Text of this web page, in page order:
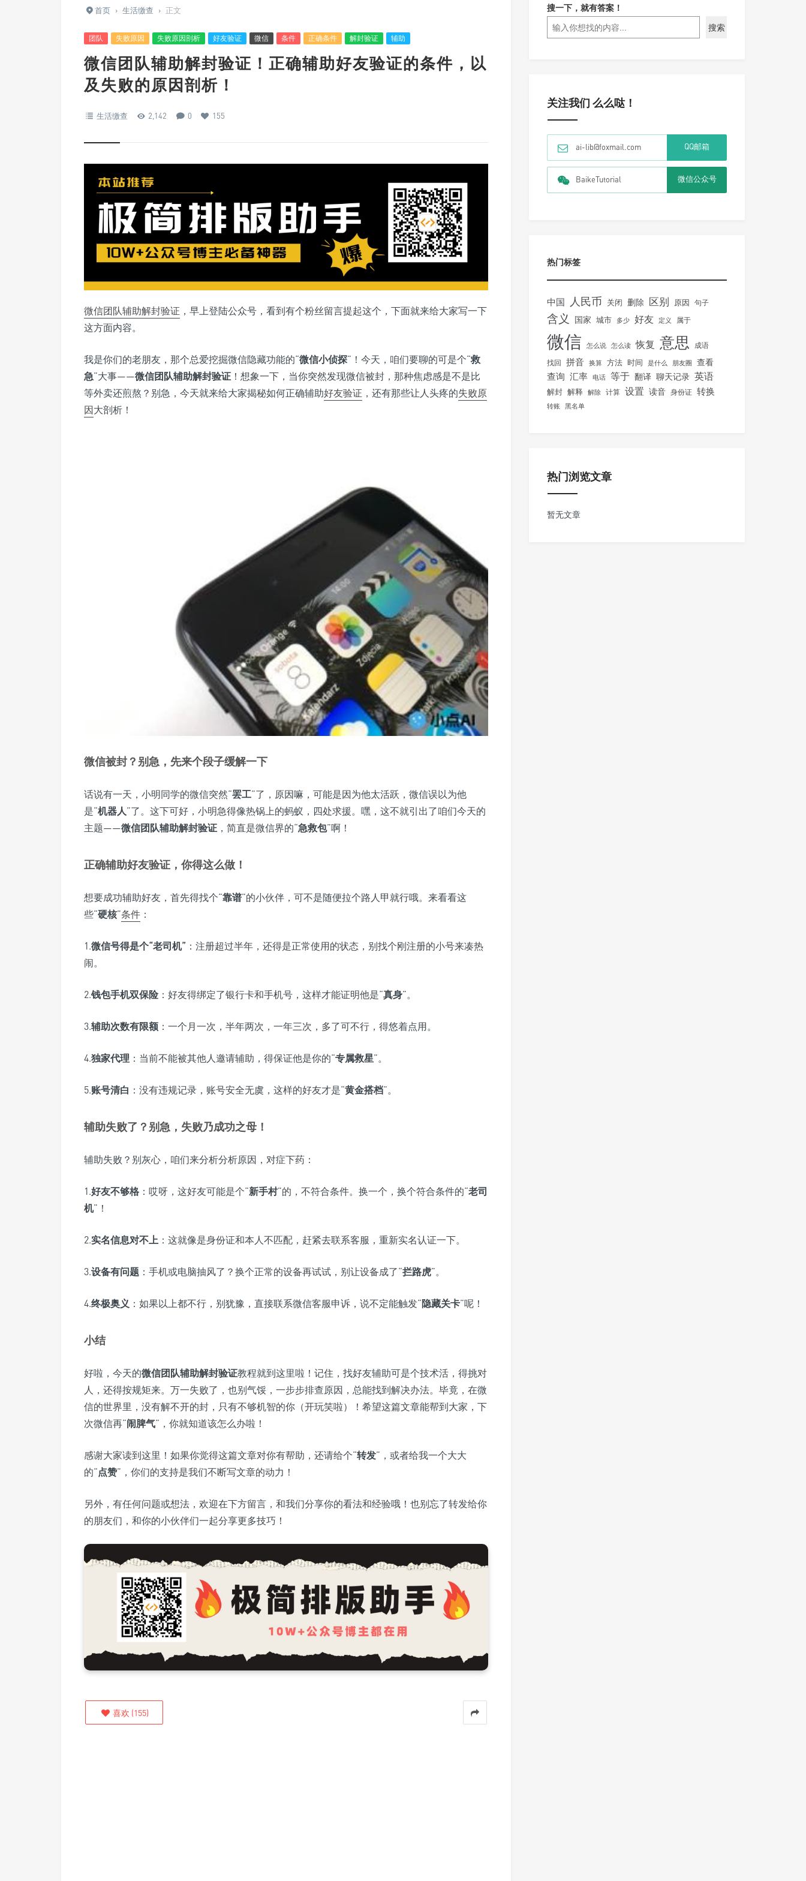
首页 › 生活缴查 › 正文
团队 失败原因 失败原因剖析 好友验证 微信 条件 正确条件 解封验证 辅助
微信团队辅助解封验证！正确辅助好友验证的条件，以
及失败的原因剖析！
生活缴查 2,142 0 155
微信团队辅助解封验证 ，早上登陆公众号，看到有个粉丝留言提起这个，下面就来给大家写一下
这方面内容。
我是你们的老朋友，那个总爱挖掘微信隐藏功能的“微信小侦探”！今天，咱们要聊的可是个“救
急”大事——微信团队辅助解封验证 ！想象一下，当你突然发现微信被封，那种焦虑感是不是比
等外卖还煎熬？别急，今天就来给大家揭秘如何正确辅助好友验证 ，还有那些让人头疼的失败原
因大剖析！
微信被封？别急，先来个段子缓解一下
话说有一天，小明同学的微信突然“罢工”了，原因嘛，可能是因为他太活跃，微信误以为他
是“机器人”了。这下可好，小明急得像热锅上的蚂蚁，四处求援。嘿，这不就引出了咱们今天的
主题——微信团队辅助解封验证 ，简直是微信界的“急救包”啊！
正确辅助好友验证，你得这么做！
想要成功辅助好友，首先得找个“靠谱”的小伙伴，可不是随便拉个路人甲就行哦。来看看这
些“硬核”条件 ：
1.微信号得是个“老司机” ：注册超过半年，还得是正常使用的状态，别找个刚注册的小号来凑热
闹。
2.钱包手机双保险：好友得绑定了银行卡和手机号，这样才能证明他是“真身”。
3.辅助次数有限额 ：一个月一次，半年两次，一年三次，多了可不行，得悠着点用。
4.独家代理 ：当前不能被其他人邀请辅助，得保证他是你的“专属救星”。
5.账号清白 ：没有违规记录，账号安全无虞，这样的好友才是“黄金搭档”。
辅助失败了？别急，失败乃成功之母！
辅助失败？别灰心，咱们来分析分析原因，对症下药：
1.好友不够格 ：哎呀，这好友可能是个“新手村”的，不符合条件。换一个，换个符合条件的“老司
机”！
2.实名信息对不上 ：这就像是身份证和本人不匹配，赶紧去联系客服，重新实名认证一下。
3.设备有问题 ：手机或电脑抽风了？换个正常的设备再试试，别让设备成了“拦路虎”。
4.终极奥义 ：如果以上都不行，别犹豫，直接联系微信客服申诉，说不定能触发“隐藏关卡”呢！
小结
好啦，今天的微信团队辅助解封验证教程就到这里啦！记住，找好友辅助可是个技术活，得挑对
人，还得按规矩来。万一失败了，也别气馁，一步步排查原因，总能找到解决办法。毕竟，在微
信的世界里，没有解不开的封，只有不够机智的你（开玩笑啦）！希望这篇文章能帮到大家，下
次微信再“闹脾气”，你就知道该怎么办啦！
感谢大家读到这里！如果你觉得这篇文章对你有帮助，还请给个“转发”，或者给我一个大大
的“点赞”，你们的支持是我们不断写文章的动力！
另外，有任何问题或想法，欢迎在下方留言，和我们分享你的看法和经验哦！也别忘了转发给你
的朋友们，和你的小伙伴们一起分享更多技巧！
喜欢 (155)
搜一下，就有答案！
搜索
关注我们 么么哒！
ai-lib@foxmail.com QQ邮箱
BaikeTutorial 微信公众号
热门标签
中国 人民币 关闭 删除 区别 原因 句子
含义 国家 城市 多少 好友 定义 属于
微信 怎么说 怎么读 恢复 意思 成语
找回 拼音 换算 方法 时间 是什么 朋友圈 查看
查询 汇率 电话 等于 翻译 聊天记录 英语
解封 解释 解除 计算 设置 读音 身份证 转换
转账 黑名单
热门浏览文章
暂无文章